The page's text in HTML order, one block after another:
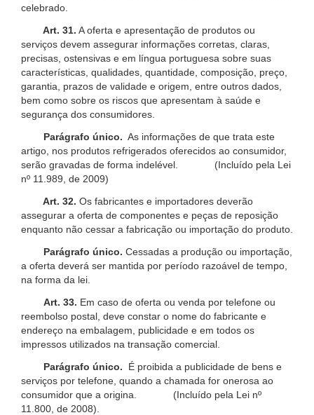
celebrado.
Art. 31. A oferta e apresentação de produtos ou
serviços devem assegurar informações corretas, claras,
precisas, ostensivas e em língua portuguesa sobre suas
características, qualidades, quantidade, composição, preço,
garantia, prazos de validade e origem, entre outros dados,
bem como sobre os riscos que apresentam à saúde e
segurança dos consumidores.
Parágrafo único. As informações de que trata este
artigo, nos produtos refrigerados oferecidos ao consumidor,
serão gravadas de forma indelével. (Incluído pela Lei
nº 11.989, de 2009)
Art. 32. Os fabricantes e importadores deverão
assegurar a oferta de componentes e peças de reposição
enquanto não cessar a fabricação ou importação do produto.
Parágrafo único. Cessadas a produção ou importação,
a oferta deverá ser mantida por período razoável de tempo,
na forma da lei.
Art. 33. Em caso de oferta ou venda por telefone ou
reembolso postal, deve constar o nome do fabricante e
endereço na embalagem, publicidade e em todos os
impressos utilizados na transação comercial.
Parágrafo único.
É proibida a publicidade de bens e
serviços por telefone, quando a chamada for onerosa ao
consumidor que a origina. (Incluído pela Lei nº
11.800, de 2008).